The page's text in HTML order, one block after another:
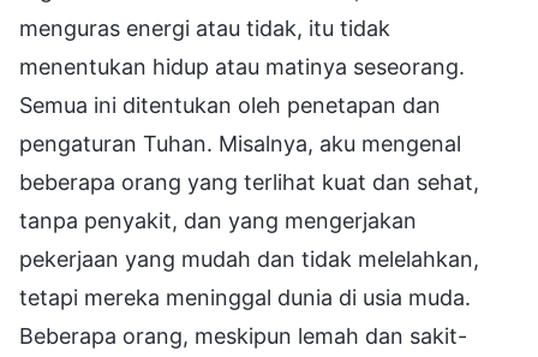
menguras energi atau tidak, itu tidak
menentukan hidup atau matinya seseorang.
Semua ini ditentukan oleh penetapan dan
pengaturan Tuhan. Misalnya, aku mengenal
beberapa orang yang terlihat kuat dan sehat,
tanpa penyakit, dan yang mengerjakan
pekerjaan yang mudah dan tidak melelahkan,
tetapi mereka meninggal dunia di usia muda.
Beberapa orang, meskipun lemah dan sakit-